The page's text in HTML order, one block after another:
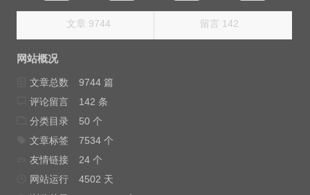
文章 9744 留言 142
网站概况
文章总数
9744 篇
评论留言
142 条
分类目录
50 个
文章标签
7534 个
友情链接
24 个
网站运行
4502 天